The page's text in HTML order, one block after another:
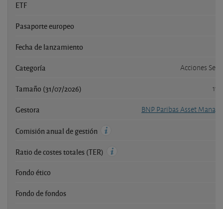
ETF
Pasaporte europeo
Fecha de lanzamiento
Categoría Acciones
Tamaño (31/07/2026)
Gestora BNP Paribas Asset
Comisión anual de gestión
Ratio de costes totales (TER)
Fondo ético
Fondo de fondos